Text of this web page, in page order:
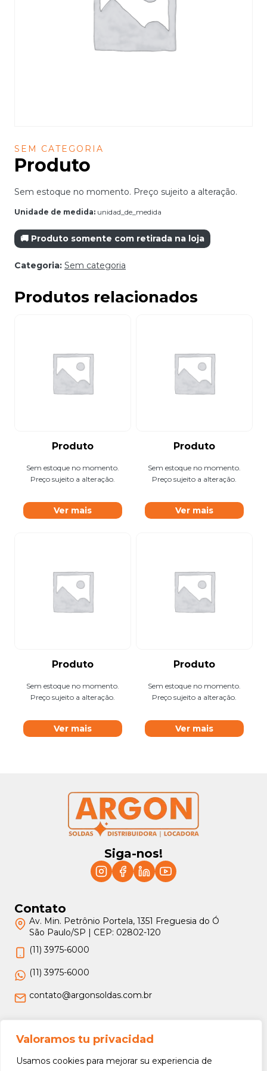
Valoramos tu privacidad
Usamos cookies para mejorar su experiencia de
SEM CATEGORIA
Produto
Sem estoque no momento. Preço sujeito a alteração.
Unidade de medida: unidad_de_medida
🚚 Produto somente com retirada na loja
Categoria: Sem categoria
Produtos relacionados
Produto
Sem estoque no momento.
Preço sujeito a alteração.
Ver mais
Produto
Sem estoque no momento.
Preço sujeito a alteração.
Ver mais
Produto
Sem estoque no momento.
Preço sujeito a alteração.
Ver mais
Produto
Sem estoque no momento.
Preço sujeito a alteração.
Ver mais
Siga-nos!
Contato
Av. Min. Petrônio Portela, 1351 Freguesia do Ó
São Paulo/SP | CEP: 02802-120
(11) 3975-6000
(11) 3975-6000
contato@argonsoldas.com.br
Jurídico
Termos e Condições
Política de Privacidade